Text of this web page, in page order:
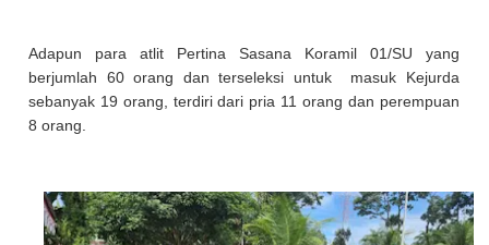
Adapun para atlit Pertina Sasana Koramil 01/SU yang
berjumlah 60 orang dan terseleksi untuk masuk Kejurda
sebanyak 19 orang, terdiri dari pria 11 orang dan perempuan
8 orang.